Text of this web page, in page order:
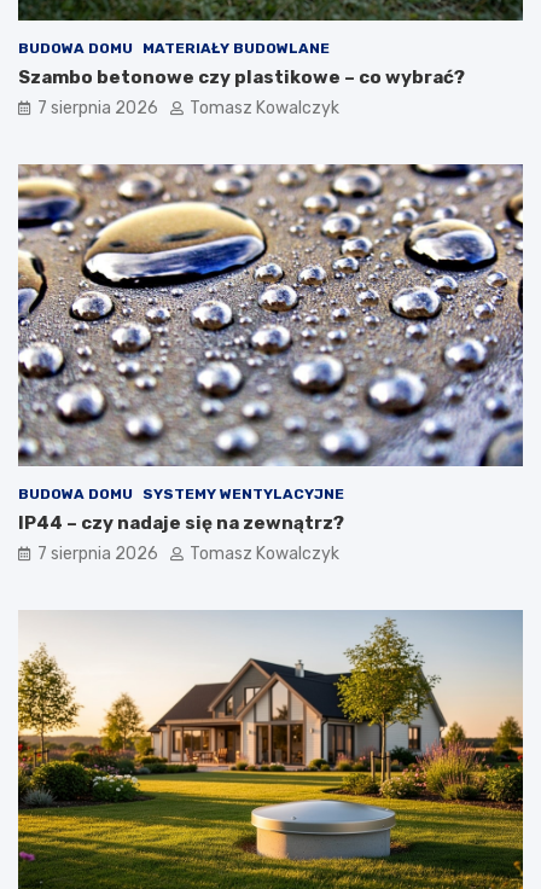
e
n
ę
t
n
y
c
h
e
BUDOWA DOMU MATERIAŁY BUDOWLANE
Szambo betonowe czy plastikowe – co wybrać?
7 sierpnia 2026 Tomasz Kowalczyk
BUDOWA DOMU SYSTEMY WENTYLACYJNE
IP44 – czy nadaje się na zewnątrz?
7 sierpnia 2026 Tomasz Kowalczyk